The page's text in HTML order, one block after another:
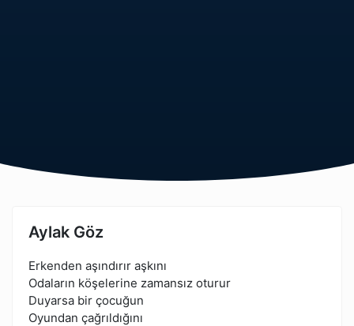
Aylak Göz
Erkenden aşındırır aşkını
Odaların köşelerine zamansız oturur
Duyarsa bir çocuğun
Oyundan çağrıldığını